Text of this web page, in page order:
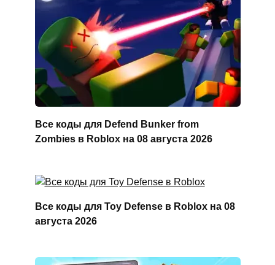
Все коды для Defend Bunker from
Zombies в Roblox на 08 августа 2026
Все коды для Toy Defense в Roblox на 08
августа 2026